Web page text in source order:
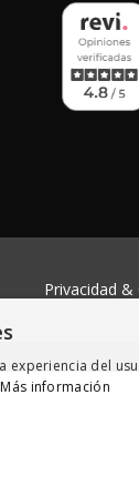
Privacidad &
experiencia del
Más información